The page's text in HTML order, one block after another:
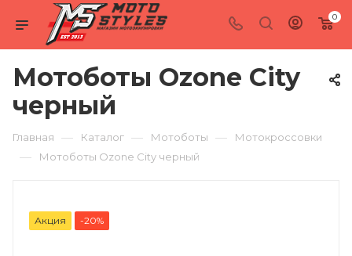
0
Мотоботы Ozone City
черный
Главная — Каталог — Мотоботы — Мотокроссовки
— Мотоботы Ozone City черный
Акция -20%